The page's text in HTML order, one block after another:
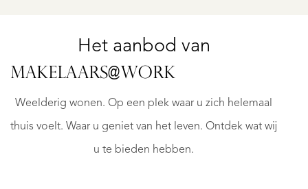
Het aanbod van
MAKELAARS@WORK
Weelderig wonen. Op een plek waar u zich helemaal
thuis voelt. Waar u geniet van het leven. Ontdek wat wij
u te bieden hebben.
5.000.000